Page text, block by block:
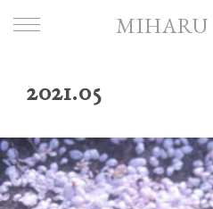
MIHARU
2021.05